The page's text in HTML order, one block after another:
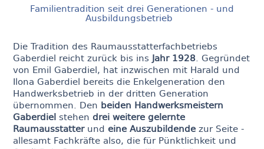
Familientradition seit drei Generationen - und
Ausbildungsbetrieb
Die Tradition des Raumausstatterfachbetriebs
Gaberdiel reicht zurück bis ins Jahr 1928. Gegründet
von Emil Gaberdiel, hat inzwischen mit Harald und
Ilona Gaberdiel bereits die Enkelgeneration den
Handwerksbetrieb in der dritten Generation
übernommen. Den beiden Handwerksmeistern
Gaberdiel stehendrei weitere gelernte
Raumausstatterundeine Auszubildende zur Seite -
allesamt Fachkräfte also, die für Pünktlichkeit und